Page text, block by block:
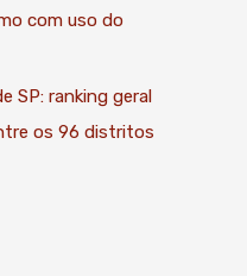
com uso do
SP: ranking geral
os 96 distritos